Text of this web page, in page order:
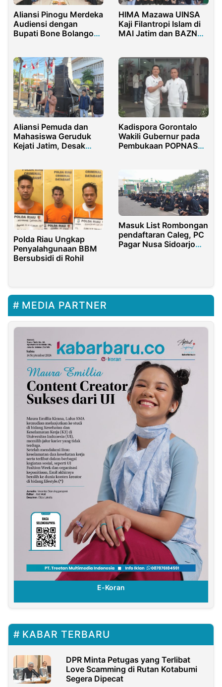
Aliansi Pinogu Merdeka
Audiensi dengan
Bupati Bone Bolango
Addendum ke Menteri
Kehutanan
HIMA Mazawa UINSA
Kaji Filantropi Islam di
MAI Jatim dan BAZNAS
Aliansi Pemuda dan
Mahasiswa Geruduk
Kejati Jatim, Desak
Pendidikan
Kadispora Gorontalo
Wakili Gubernur pada
Pembukaan POPNAS
Polda Riau Ungkap
Penyalahgunaan BBM
Bersubsidi di Rohil
Masuk List Rombongan
pendaftaran Caleg, PC
Pagar Nusa Sidoarjo
MEDIA PARTNER
E-Koran
KABAR TERBARU
DPR Minta Petugas yang Terlibat
Love Scamming di Rutan Kotabumi
Segera Dipecat